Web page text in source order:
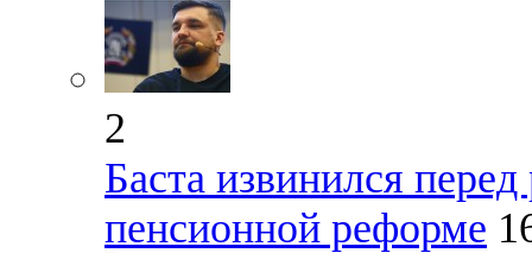
2
Баста извинился
пенсионной реформе